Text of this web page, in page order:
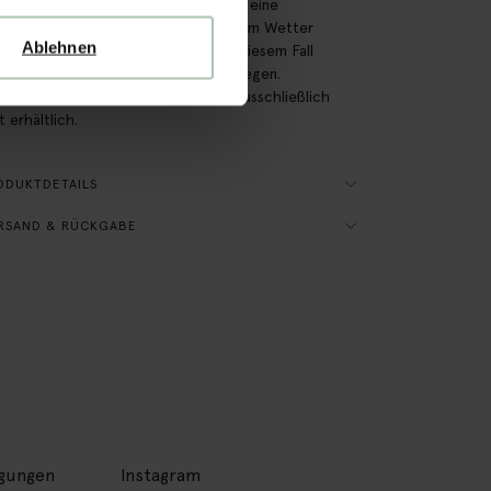
Ablehnen
einen Durchmesser von 2,6 cm und eine
von ca. 12 Stunden. Bei warmem Wetter
sich die Kerzen etwas biegen. In diesem Fall
du sie wieder vorsichtig in Form biegen.
Im Onlineshop sind die Kerzen ausschließlich
erhältlich.
& RÜCKGABE
Instagram